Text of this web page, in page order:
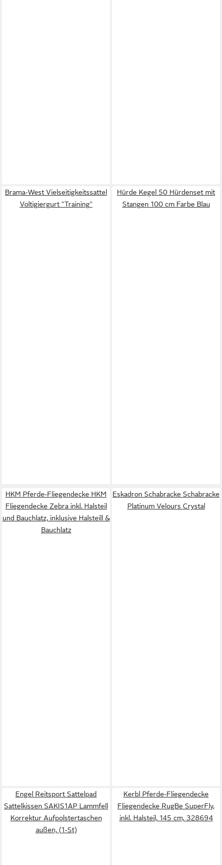
Brama-West Vielseitigkeitssattel
Voltigiergurt "Training"
Hürde Kegel 50 Hürdenset mit
Stangen 100 cm Farbe Blau
HKM Pferde-Fliegendecke HKM
Fliegendecke Zebra inkl. Halsteil
und Bauchlatz, inklusive Halsteill &
Bauchlatz
Eskadron Schabracke Schabracke
Platinum Velours Crystal
Engel Reitsport Sattelpad
Sattelkissen SAKIS1AP Lammfell
Korrektur Aufpolstertaschen
außen, (1-St)
Kerbl Pferde-Fliegendecke
Fliegendecke RugBe SuperFly,
inkl. Halsteil, 145 cm, 328694